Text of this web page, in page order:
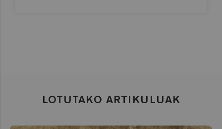
LOTUTAKO ARTIKULUAK